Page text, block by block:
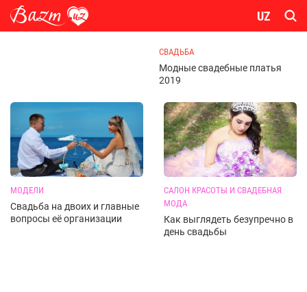
UZ
СВАДЬБА
Модные свадебные платья
2019
МОДЕЛИ
Свадьба на двоих и главные
вопросы её организации
САЛОН КРАСОТЫ И СВАДЕБНАЯ
МОДА
Как выглядеть безупречно в
день свадьбы